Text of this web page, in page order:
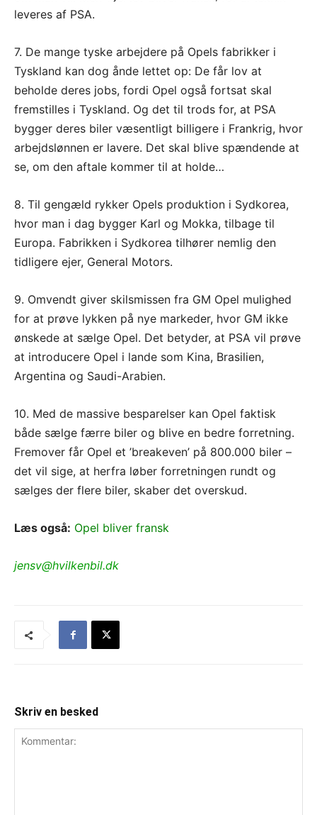
leveres af PSA.
7. De mange tyske arbejdere på Opels fabrikker i
Tyskland kan dog ånde lettet op: De får lov at
beholde deres jobs, fordi Opel også fortsat skal
fremstilles i Tyskland. Og det til trods for, at PSA
bygger deres biler væsentligt billigere i Frankrig, hvor
arbejdslønnen er lavere. Det skal blive spændende at
se, om den aftale kommer til at holde…
8. Til gengæld rykker Opels produktion i Sydkorea,
hvor man i dag bygger Karl og Mokka, tilbage til
Europa. Fabrikken i Sydkorea tilhører nemlig den
tidligere ejer, General Motors.
9. Omvendt giver skilsmissen fra GM Opel mulighed
for at prøve lykken på nye markeder, hvor GM ikke
ønskede at sælge Opel. Det betyder, at PSA vil prøve
at introducere Opel i lande som Kina, Brasilien,
Argentina og Saudi-Arabien.
10. Med de massive besparelser kan Opel faktisk
både sælge færre biler og blive en bedre forretning.
Fremover får Opel et ’breakeven’ på 800.000 biler –
det vil sige, at herfra løber forretningen rundt og
sælges der flere biler, skaber det overskud.
Læs også: Opel bliver fransk
jensv@hvilkenbil.dk
Skriv en besked